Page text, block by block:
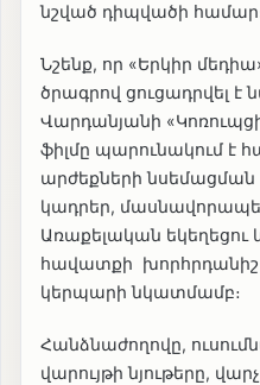
նշված դիպվածի
Նշենք, որ «Երկիր
ծրագրով ցուցադրվել է
Վարդանյանի
ֆիլմը պարունակում է
արժեքների
կադրեր,
Առաքելական
հավատքի խորհրդանիշ
կերպարի նկատմամբ։
Հանձնաժողովը,
վարույթի նյութերը,